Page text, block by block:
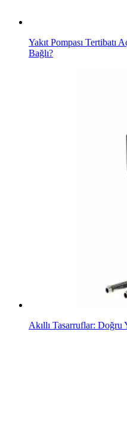
Yakıt Pompası Tertibatı
Bağlı?
Akıllı Tasarruflar: Doğru